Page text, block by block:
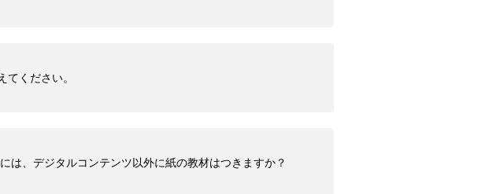
てください。
は、デジタルコンテンツ以外に紙の教材はつきますか？